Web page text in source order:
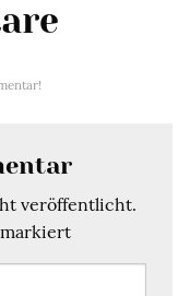
veröffentlicht.
markiert